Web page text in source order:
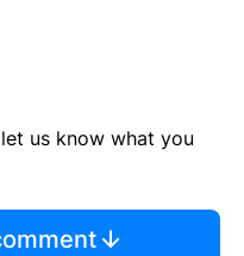
us know what you